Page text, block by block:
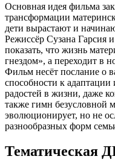
Основная идея фильма
трансформации
дети вырастают и
Режиссёр Сузана Гарсия
показать, что жизнь
гнездом», а переходит в
Фильм несёт послание о
способности к
радостей в жизни, даже
также гимн безусловной
эволюционирует, но не
разнообразных форм
Тематическая